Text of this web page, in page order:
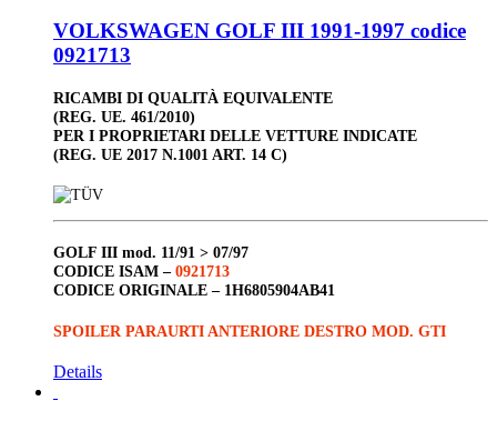
VOLKSWAGEN GOLF III 1991-1997 codice
0921713
RICAMBI DI QUALITÀ EQUIVALENTE
(REG. UE. 461/2010)
PER I PROPRIETARI DELLE VETTURE INDICATE
(REG. UE 2017 N.1001 ART. 14 C)
GOLF III mod. 11/91 > 07/97
CODICE ISAM – 0921713
CODICE ORIGINALE – 1H6805904AB41
SPOILER PARAURTI ANTERIORE DESTRO MOD. GTI
Details